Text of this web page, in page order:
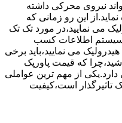
نیروی محرکی داشته
نماید.از این رو زمانی که
می نمایید،در مورد تک تک
سیستم اطلاعات کسب
می نمایید،باید برخی
که قیمت پاورپک
از مهم ترین عواملی
تاثیرگذار است،کیفیت